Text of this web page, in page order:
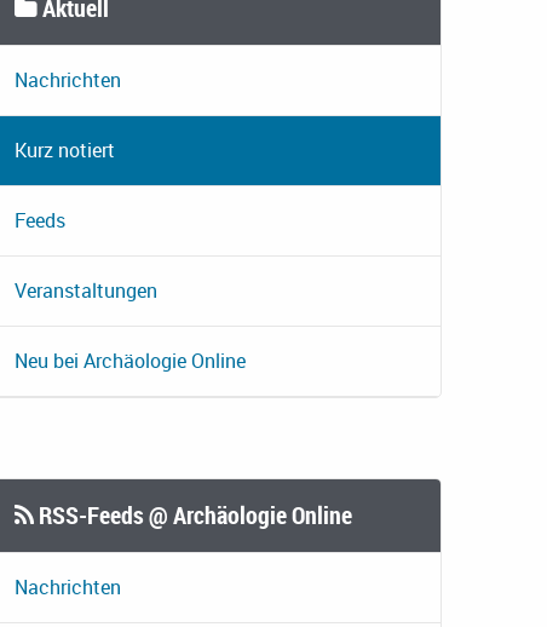
Aktuell
Nachrichten
Kurz notiert
Feeds
Veranstaltungen
Neu bei Archäologie Online
RSS-Feeds @ Archäologie Online
Nachrichten